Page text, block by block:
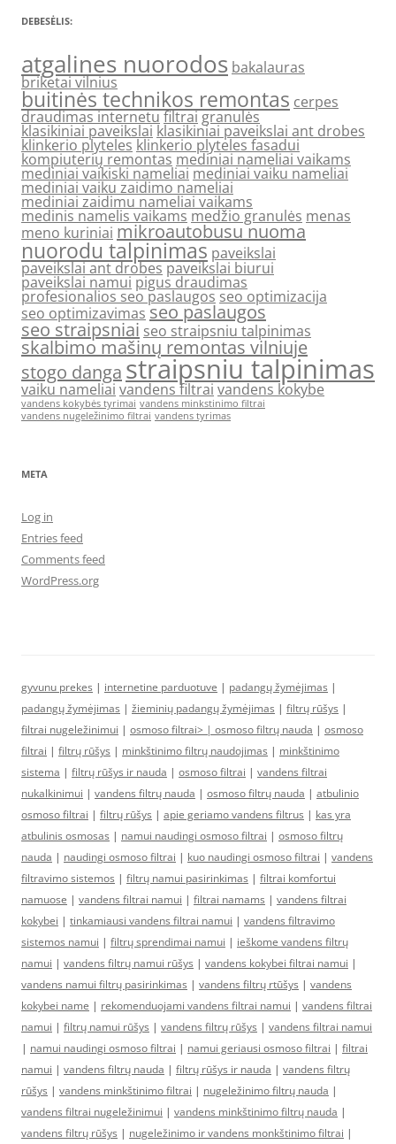
DEBESĖLIS:
atgalines nuorodos bakalauras
briketai vilnius
buitinės technikos remontas cerpes
draudimas internetufiltraigranulės
klasikiniai paveikslai klasikiniai paveikslai ant drobes
klinkerio plyteles klinkerio plyteles fasadui
kompiuterių remontas mediniai nameliai vaikams
mediniai vaikiski nameliai mediniai vaiku nameliai
mediniai vaiku zaidimo nameliai
mediniai zaidimu nameliai vaikams
medinis namelis vaikams medžio granulės menas
meno kuriniai mikroautobusu nuoma
nuorodu talpinimas paveikslai
paveikslai ant drobespaveikslai biurui
paveikslai namui pigus draudimas
profesionalios seo paslaugos seo optimizacija
seo optimizavimas seo paslaugos
seo straipsniai seo straipsniu talpinimas
skalbimo mašinų remontas vilniuje
stogo danga straipsniu talpinimas
vaiku nameliai vandens filtrai vandens kokybe
vandens kokybės tyrimai vandens minkstinimo filtrai
vandens nugeležinimo filtrai vandens tyrimas
META
Log in
Entries feed
Comments feed
WordPress.org
gyvunu prekes | internetine parduotuve | padangų žymėjimas |
padangų žymėjimas | žieminių padangų žymėjimas | filtrų rūšys |
filtrai nugeležinimui | osmoso filtrai> | osmoso filtrų nauda | osmoso
filtrai | filtrų rūšys | minkštinimo filtrų naudojimas | minkštinimo
sistema | filtrų rūšys ir nauda | osmoso filtrai | vandens filtrai
nukalkinimui | vandens filtrų nauda | osmoso filtrų nauda | atbulinio
osmoso filtrai | filtrų rūšys | apie geriamo vandens filtrus | kas yra
atbulinis osmosas | namui naudingi osmoso filtrai | osmoso filtrų
nauda | naudingi osmoso filtrai | kuo naudingi osmoso filtrai | vandens
filtravimo sistemos | filtrų namui pasirinkimas | filtrai komfortui
namuose | vandens filtrai namui | filtrai namams | vandens filtrai
kokybei | tinkamiausi vandens filtrai namui | vandens filtravimo
sistemos namui | filtrų sprendimai namui | ieškome vandens filtrų
namui | vandens filtrų namui rūšys | vandens kokybei filtrai namui |
vandens namui filtrų pasirinkimas | vandens filtrų rtūšys | vandens
kokybei name | rekomenduojami vandens filtrai namui | vandens filtrai
namui | filtrų namui rūšys | vandens filtrų rūšys | vandens filtrai namui
| namui naudingi osmoso filtrai | namui geriausi osmoso filtrai | filtrai
namui | vandens filtrų nauda | filtrų rūšys ir nauda | vandens filtrų
rūšys | vandens minkštinimo filtrai | nugeležinimo filtrų nauda |
vandens filtrai nugeležinimui | vandens minkštinimo filtrų nauda |
vandens filtrų rūšys | nugeležinimo ir vandens monkštinimo filtrai |